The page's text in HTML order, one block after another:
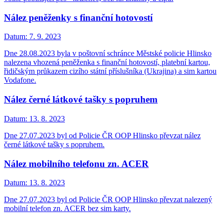
Nález peněženky s finanční hotovostí
Datum: 7. 9. 2023
Dne 28.08.2023 byla v poštovní schránce Městské policie Hlinsko
nalezena vhozená peněženka s finanční hotovostí, platební kartou,
řidičským průkazem cizího státní příslušníka (Ukrajina) a sim kartou
Vodafone.
Nález černé látkové tašky s popruhem
Datum: 13. 8. 2023
Dne 27.07.2023 byl od Policie ČR OOP Hlinsko převzat nález
černé látkové tašky s popruhem.
Nález mobilního telefonu zn. ACER
Datum: 13. 8. 2023
Dne 27.07.2023 byl od Policie ČR OOP Hlinsko převzat nalezený
mobilní telefon zn. ACER bez sim karty.